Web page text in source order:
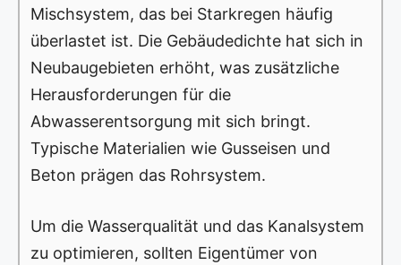
Mischsystem, das bei Starkregen häufig
überlastet ist. Die Gebäudedichte hat sich in
Neubaugebieten erhöht, was zusätzliche
Herausforderungen für die
Abwasserentsorgung mit sich bringt.
Typische Materialien wie Gusseisen und
Beton prägen das Rohrsystem.
Um die Wasserqualität und das Kanalsystem
zu optimieren, sollten Eigentümer von